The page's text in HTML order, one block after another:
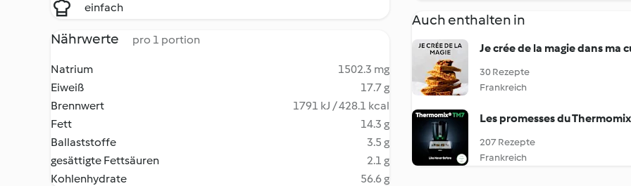
einfach
Nährwerte pro 1 portion
Natrium
1502.3 mg
Eiweiß
17.7 g
Brennwert
1791 kJ / 428.1 kcal
Fett
14.3 g
Ballaststoffe
3.5 g
gesättigte Fettsäuren
2.1 g
Kohlenhydrate
56.6 g
Auch enthalten in
Je crée de la magie dans ma
30 Rezepte
Frankreich
Les promesses du
207 Rezepte
Frankreich